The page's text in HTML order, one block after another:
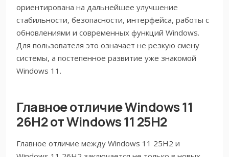
ориентирована на дальнейшее улучшение
стабильности, безопасности, интерфейса, работы с
обновлениями и современных функций Windows.
Для пользователя это означает не резкую смену
системы, а постепенное развитие уже знакомой
Windows 11.
Главное отличие Windows 11
26H2 от Windows 11 25H2
Главное отличие между Windows 11 25H2 и